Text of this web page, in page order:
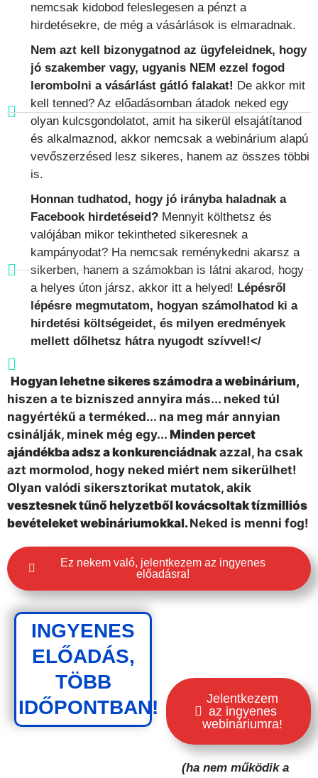
nemcsak kidobod feleslegesen a pénzt a
hirdetésekre, de még a vásárlások is elmaradnak.
Nem azt kell bizonygatnod az ügyfeleidnek, hogy
jó szakember vagy, ugyanis NEM ezzel fogod
lerombolni a vásárlást gátló falakat! De akkor mit
kell tenned? Az előadásomban átadok neked egy
olyan kulcsgondolatot, amit ha sikerül elsajátítanod
és alkalmaznod, akkor nemcsak a webinárium alapú
vevőszerzésed lesz sikeres, hanem az összes többi
is.
Honnan tudhatod, hogy jó irányba haladnak a
Facebook hirdetéseid?Mennyit költhetsz és
valójában mikor tekintheted sikeresnek a
kampányodat? Ha nemcsak reménykedni akarsz a
sikerben, hanem a számokban is látni akarod, hogy
a helyes úton jársz, akkor itt a helyed! Lépésről
lépésre megmutatom, hogyan számolhatod ki a
hirdetési költségeidet, és milyen eredmények
mellett dőlhetsz hátra nyugodt szívvel!</
Hogyan lehetne sikeres számodra a webinárium,
hiszen a te bizniszed annyira más... neked túl
nagyértékű a terméked... na meg már annyian
csinálják, minek még egy... Minden percet
ajándékba adsz a konkurenciádnakazzal, ha csak
azt mormolod, hogy neked miért nem sikerülhet!
Olyan valódi sikersztorikat mutatok, akik
vesztesnek tűnő helyzetből kovácsoltak tízmilliós
bevételeket webináriumokkal.Neked is menni fog!
Ez nekem való, jelentkezem az ingyenes
előadásra!
INGYENES
ELŐADÁS,
TÖBB
IDŐPONTBAN!
Jelentkezem
az ingyenes
webináriumra!
(ha nem működik a